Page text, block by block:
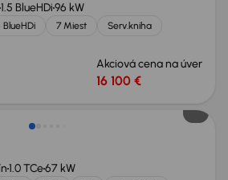
1.5 BlueHDi96 kW
BlueHDi 7 Miest
Serv.kniha
Akciová cena na úver
16 100 €
1.0 TCe67 kW